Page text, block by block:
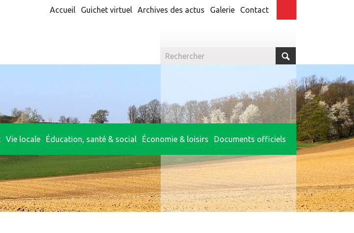
Accueil Guichet virtuel Archives des actus Galerie Contact
Vie locale Éducation, santé & social Économie & loisirs Documents officiels